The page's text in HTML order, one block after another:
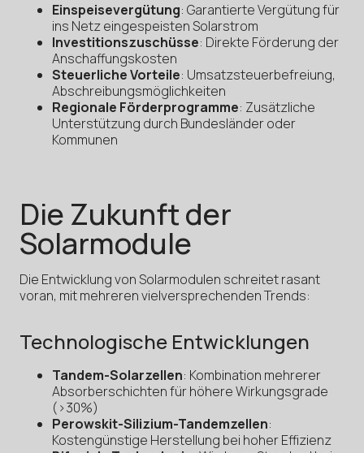
Einspeisevergütung: Garantierte Vergütung für
ins Netz eingespeisten Solarstrom
Investitionszuschüsse: Direkte Förderung der
Anschaffungskosten
Steuerliche Vorteile: Umsatzsteuerbefreiung,
Abschreibungsmöglichkeiten
Regionale Förderprogramme: Zusätzliche
Unterstützung durch Bundesländer oder
Kommunen
Die Zukunft der
Solarmodule
Die Entwicklung von Solarmodulen schreitet rasant
voran, mit mehreren vielversprechenden Trends:
Technologische Entwicklungen
Tandem-Solarzellen: Kombination mehrerer
Absorberschichten für höhere Wirkungsgrade
(>30%)
Perowskit-Silizium-Tandemzellen:
Kostengünstige Herstellung bei hoher Effizienz